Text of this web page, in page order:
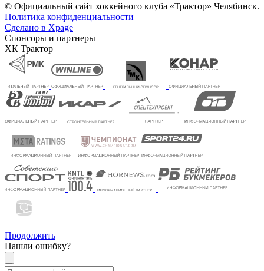
© Официальный сайт хоккейного клуба «Трактор» Челябинск.
Политика конфиденциальности
Сделано в Xpage
Спонсоры и партнеры
ХК Трактор
Продолжить
Нашли ошибку?